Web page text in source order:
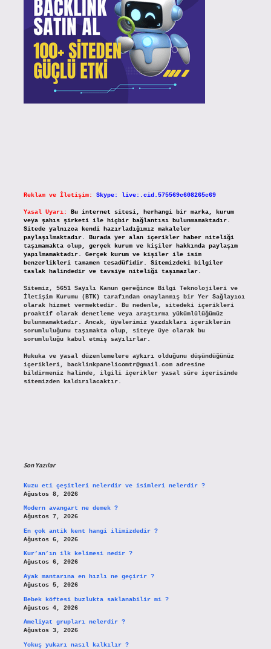
Reklam ve İletişim: Skype: live:.cid.575569c608265c69
Yasal Uyarı:
Bu internet sitesi, herhangi bir marka, kurum
veya şahıs şirketi ile hiçbir bağlantısı bulunmamaktadır.
Sitede yalnızca kendi hazırladığımız makaleler
paylaşılmaktadır. Burada yer alan içerikler haber niteliği
taşımamakta olup, gerçek kurum ve kişiler hakkında paylaşım
yapılmamaktadır. Gerçek kurum ve kişiler ile isim
benzerlikleri tamamen tesadüfidir. Sitemizdeki bilgiler
taslak halindedir ve tavsiye niteliği taşımazlar.
Sitemiz, 5651 Sayılı Kanun gereğince Bilgi Teknolojileri ve
İletişim Kurumu (BTK) tarafından onaylanmış bir Yer Sağlayıcı
olarak hizmet vermektedir. Bu nedenle, sitedeki içerikleri
proaktif olarak denetleme veya araştırma yükümlülüğümüz
bulunmamaktadır. Ancak, üyelerimiz yazdıkları içeriklerin
sorumluluğunu taşımakta olup, siteye üye olarak bu
sorumluluğu kabul etmiş sayılırlar.
Hukuka ve yasal düzenlemelere aykırı olduğunu düşündüğünüz
içerikleri,
backlinkpanelicomtr@gmail.comadresine
bildirmeniz halinde, ilgili içerikler yasal süre içerisinde
sitemizden kaldırılacaktır.
Son Yazılar
Kuzu eti çeşitleri nelerdir ve isimleri nelerdir ?
Ağustos 8, 2026
Modern avangart ne demek ?
Ağustos 7, 2026
En çok antik kent hangi ilimizdedir ?
Ağustos 6, 2026
Kur’an’ın ilk kelimesi nedir ?
Ağustos 6, 2026
Ayak mantarına en hızlı ne geçirir ?
Ağustos 5, 2026
Bebek köftesi buzlukta saklanabilir mi ?
Ağustos 4, 2026
Ameliyat grupları nelerdir ?
Ağustos 3, 2026
Yokuş yukarı nasıl kalkılır ?